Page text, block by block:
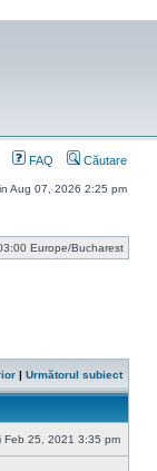
FAQ Căutare
Aug 07, 2026 2:25 pm
Europe/Bucharest
| Următorul subiect
Feb 25, 2021 3:35 pm